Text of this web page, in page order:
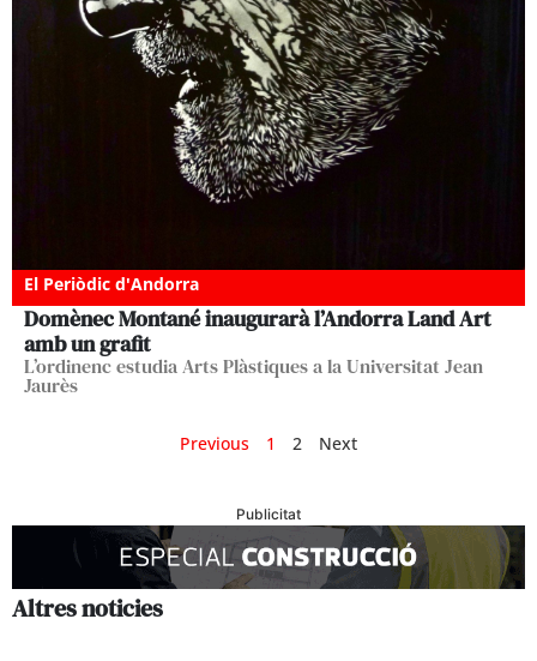
El Periòdic d'Andorra
Domènec Montané inaugurarà l’Andorra Land Art
amb un grafit
L’ordinenc estudia Arts Plàstiques a la Universitat Jean
Jaurès
Previous 1 2 Next
Publicitat
Altres noticies